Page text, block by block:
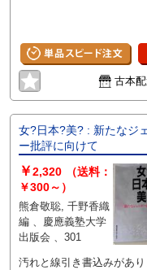
古本
女?日本?美? : 新たなジ
ー批評に向けて
￥2,320
（送料：
￥300～）
熊倉敬聡, 千野香織
編 、慶應義塾大学
出版会 、301
汚れと線引き書込みがあり